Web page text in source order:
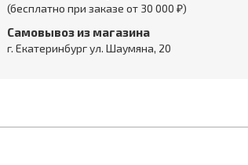
(бесплатно при заказе от 30 000 ₽)
Самовывоз из магазина
г. Екатеринбург ул. Шаумяна, 20